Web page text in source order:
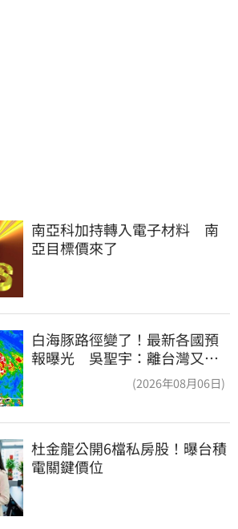
南亞科加持轉入電子材料　南
亞目標價來了
白海豚路徑變了！最新各國預
報曝光 吳聖宇：離台灣又更
(2026年08月06日)
杜金龍公開6檔私房股！曝台積
電關鍵價位